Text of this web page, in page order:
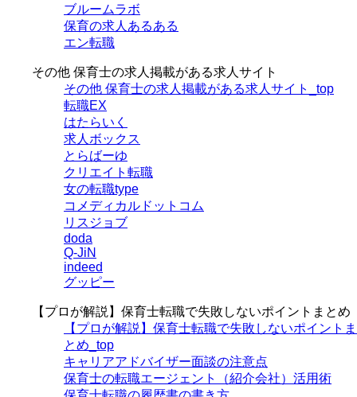
ブルームラボ
保育の求人あるある
エン転職
その他 保育士の求人掲載がある求人サイト
その他 保育士の求人掲載がある求人サイト_top
転職EX
はたらいく
求人ボックス
とらばーゆ
クリエイト転職
女の転職type
コメディカルドットコム
リスジョブ
doda
Q-JiN
indeed
グッピー
【プロが解説】保育士転職で失敗しないポイントまとめ
【プロが解説】保育士転職で失敗しないポイントま
とめ_top
キャリアアドバイザー面談の注意点
保育士の転職エージェント（紹介会社）活用術